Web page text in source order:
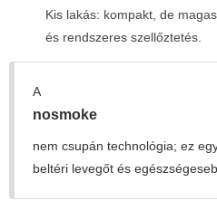
Kis lakás: kompakt, de
és rendszeres szellőztetés.
A
nosmoke
nem csupán technológia; ez
beltéri levegőt és